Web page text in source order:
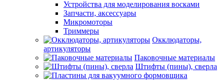
Устройства для моделирования восками
Запчасти, аксессуары
Микромоторы
Триммеры
Окклюдаторы,
артикуляторы
Паковочные материалы
Штифты (пины), сверла